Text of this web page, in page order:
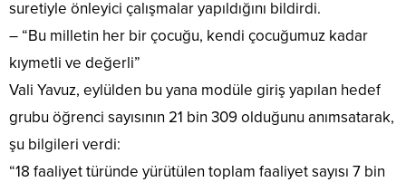
suretiyle önleyici çalışmalar yapıldığını bildirdi.
– “Bu milletin her bir çocuğu, kendi çocuğumuz kadar
kıymetli ve değerli”
Vali Yavuz, eylülden bu yana modüle giriş yapılan hedef
grubu öğrenci sayısının 21 bin 309 olduğunu anımsatarak,
şu bilgileri verdi:
“18 faaliyet türünde yürütülen toplam faaliyet sayısı 7 bin